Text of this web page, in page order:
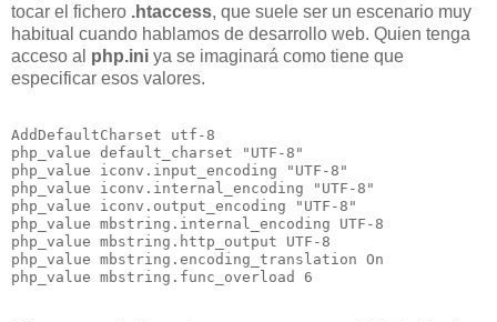
tocar el fichero .htaccess, que suele ser un escenario muy
habitual cuando hablamos de desarrollo web. Quien tenga
acceso al php.ini ya se imaginará como tiene que
especificar esos valores.
AddDefaultCharset utf-8
php_value default_charset "UTF-8"
php_value iconv.input_encoding "UTF-8"
php_value iconv.internal_encoding "UTF-8"
php_value iconv.output_encoding "UTF-8"
php_value mbstring.internal_encoding UTF-8
php_value mbstring.http_output UTF-8
php_value mbstring.encoding_translation On